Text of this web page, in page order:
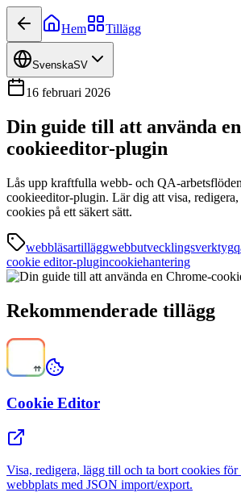
Hem Tillägg
SvenskaSV
16 februari 2026
Din guide till att använda
cookieeditor-plugin
Lås upp kraftfulla webb- och QA-
cookieeditor-plugin. Lär dig att visa, redigera,
cookies på ett säkert sätt.
webbläsartilläggwebbutvecklingsverktyg
cookie editor-plugincookiehantering
Rekommenderade tillägg
Cookie Editor
Visa, redigera, lägg till och ta bort cookies
webbplats med JSON import/export.